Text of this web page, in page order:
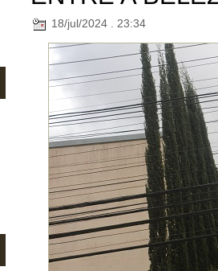
18/jul/2024 . 23:34